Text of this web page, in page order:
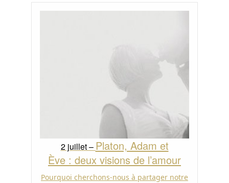
2 juillet – Platon, Adam et
Ève : deux visions de l’amour
Pourquoi cherchons-nous à partager notre